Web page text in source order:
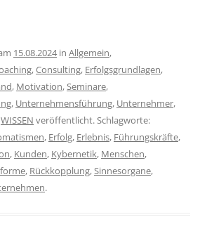
15.08.2024in Allgemein,
,Consulting, Erfolgsgrundlagen,
, Motivation,Seminare,
, Unternehmensführung, Unternehmer,
WISSEN veröffentlicht. Schlagworte:
, Erfolg, Erlebnis, Führungskräfte,
, Kunden, Kybernetik, Menschen,
, Rückkopplung,Sinnesorgane,
.